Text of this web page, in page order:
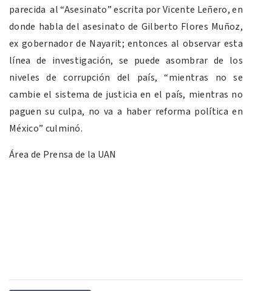
parecida al “Asesinato” escrita por Vicente Leñero, en
donde habla del asesinato de Gilberto Flores Muñoz,
ex gobernador de Nayarit; entonces al observar esta
línea de investigación, se puede asombrar de los
niveles de corrupción del país, “mientras no se
cambie el sistema de justicia en el país, mientras no
paguen su culpa, no va a haber reforma política en
México” culminó.
Área de Prensa de la UAN